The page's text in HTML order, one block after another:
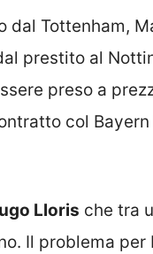
dal Tottenham,
prestito al
preso a
col
Lloris che tra
Il problema per